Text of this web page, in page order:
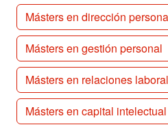
Másters en dirección
Másters en gestión personal
Másters en relaciones
Másters en capital intelectual